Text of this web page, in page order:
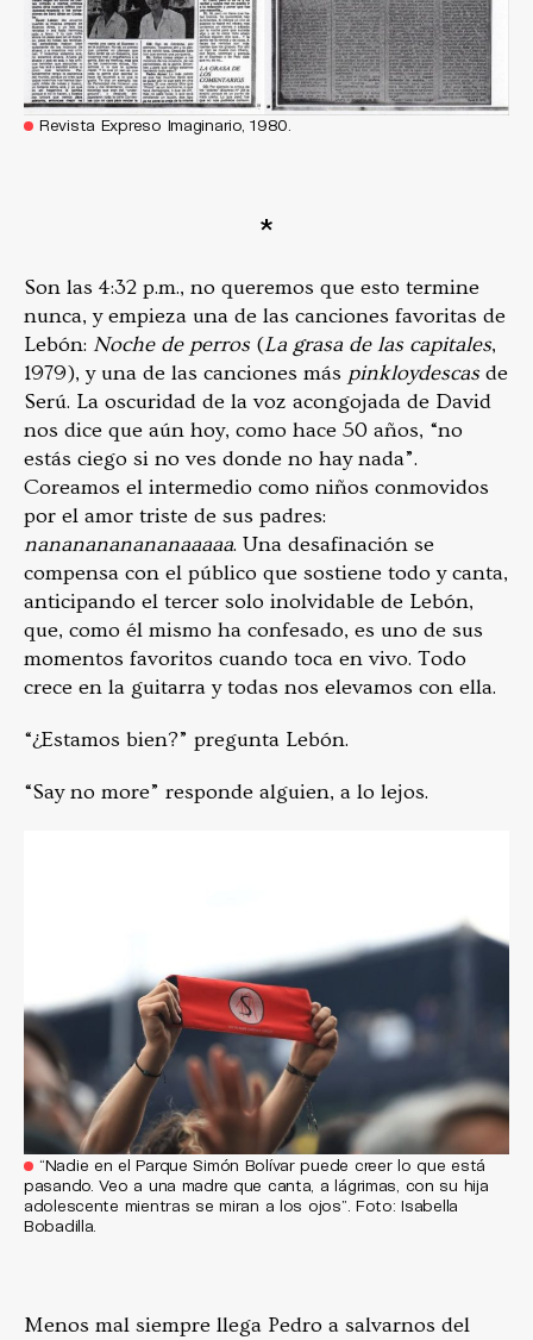
Revista Expreso Imaginario, 1980.
*
Son las 4:32 p.m., no queremos que esto termine
nunca, y empieza una de las canciones favoritas de
Lebón: Noche de perros (La grasa de las capitales,
1979), y una de las canciones más pinkloydescas de
Serú. La oscuridad de la voz acongojada de David
nos dice que aún hoy, como hace 50 años, “no
estás ciego si no ves donde no hay nada”.
Coreamos el intermedio como niños conmovidos
por el amor triste de sus padres:
nananananananaaaaa. Una desafinación se
compensa con el público que sostiene todo y canta,
anticipando el tercer solo inolvidable de Lebón,
que, como él mismo ha confesado, es uno de sus
momentos favoritos cuando toca en vivo. Todo
crece en la guitarra y todas nos elevamos con ella.
“¿Estamos bien?” pregunta Lebón.
“Say no more” responde alguien, a lo lejos.
“Nadie en el Parque Simón Bolívar puede creer lo que está
pasando. Veo a una madre que canta, a lágrimas, con su hija
adolescente mientras se miran a los ojos”. Foto: Isabella
Bobadilla.
Menos mal siempre llega Pedro a salvarnos del